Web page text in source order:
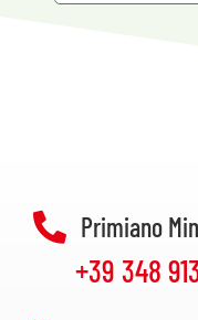
Primiano
+39 348